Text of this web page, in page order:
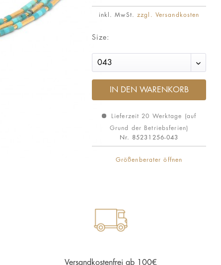
inkl. MwSt. zzgl. Versandkosten
Size:
IN DEN WARENKORB
Lieferzeit 20 Werktage (auf
Grund der Betriebsferien)
Nr. 85231256-043
Größenberater öffnen
Versandkostenfrei ab 100€